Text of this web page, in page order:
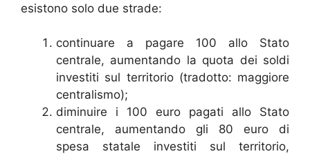
esistono solo due strade:
continuare a pagare 100 allo Stato
centrale, aumentando la quota dei soldi
investiti sul territorio (tradotto: maggiore
centralismo);
diminuire i 100 euro pagati allo Stato
centrale, aumentando gli 80 euro di
spesa statale investiti sul territorio,